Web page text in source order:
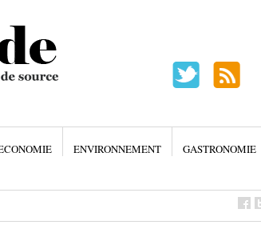
ENVIRONNEMENT GASTRONOMIE